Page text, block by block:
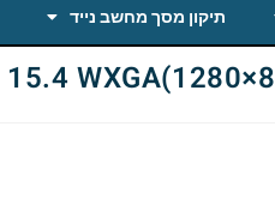
תיקון מסך מחשב נייד